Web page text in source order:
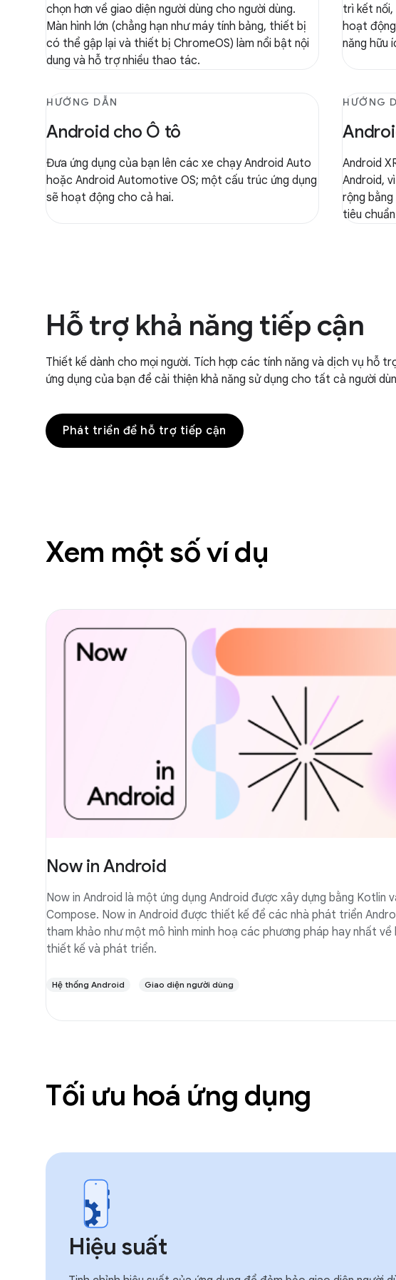
chọn hơn về giao diện người dùng cho người dùng.
Màn hình lớn (chẳng hạn như máy tính bảng, thiết bị
có thể gập lại và thiết bị ChromeOS) làm nổi bật nội
dung và hỗ trợ nhiều thao tác.
trì kết
hoạt
năng hữu
HƯỚNG DẪN
Android cho Ô tô
Đưa ứng dụng của bạn lên các xe chạy Android Auto
hoặc Android Automotive OS; một cấu trúc ứng dụng
sẽ hoạt động cho cả hai.
HƯỚNG
Android
Android,
rộng
tiêu
Hỗ trợ khả năng tiếp cận
Thiết kế dành cho mọi người. Tích hợp các tính năng và dịch vụ hỗ
ứng dụng của bạn để cải thiện khả năng sử dụng cho tất cả người
Phát triển để hỗ trợ tiếp cận
Xem một số ví dụ
Now in Android
Now in Android là một ứng dụng Android được xây dựng bằng Kotlin
Compose. Now in Android được thiết kế để các nhà phát triển
tham khảo như một mô hình minh hoạ các phương pháp hay nhất
thiết kế và phát triển.
Hệ thống Android Giao diện người dùng
Tối ưu hoá ứng dụng
Hiệu suất